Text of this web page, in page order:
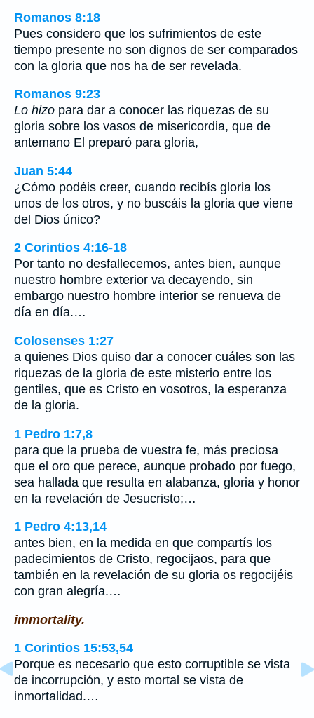
Romanos 8:18
Pues considero que los sufrimientos de este
tiempo presente no son dignos de ser comparados
con la gloria que nos ha de ser revelada.
Romanos 9:23
Lo hizo para dar a conocer las riquezas de su
gloria sobre los vasos de misericordia, que de
antemano El preparó para gloria,
Juan 5:44
¿Cómo podéis creer, cuando recibís gloria los
unos de los otros, y no buscáis la gloria que viene
del Dios único?
2 Corintios 4:16-18
Por tanto no desfallecemos, antes bien, aunque
nuestro hombre exterior va decayendo, sin
embargo nuestro hombre interior se renueva de
día en día.…
Colosenses 1:27
a quienes Dios quiso dar a conocer cuáles son las
riquezas de la gloria de este misterio entre los
gentiles, que es Cristo en vosotros, la esperanza
de la gloria.
1 Pedro 1:7,8
para que la prueba de vuestra fe, más preciosa
que el oro que perece, aunque probado por fuego,
sea hallada que resulta en alabanza, gloria y honor
en la revelación de Jesucristo;…
1 Pedro 4:13,14
antes bien, en la medida en que compartís los
padecimientos de Cristo, regocijaos, para que
también en la revelación de su gloria os regocijéis
con gran alegría.…
immortality.
1 Corintios 15:53,54
Porque es necesario que esto corruptible se vista
de incorrupción, y esto mortal se vista de
inmortalidad.…